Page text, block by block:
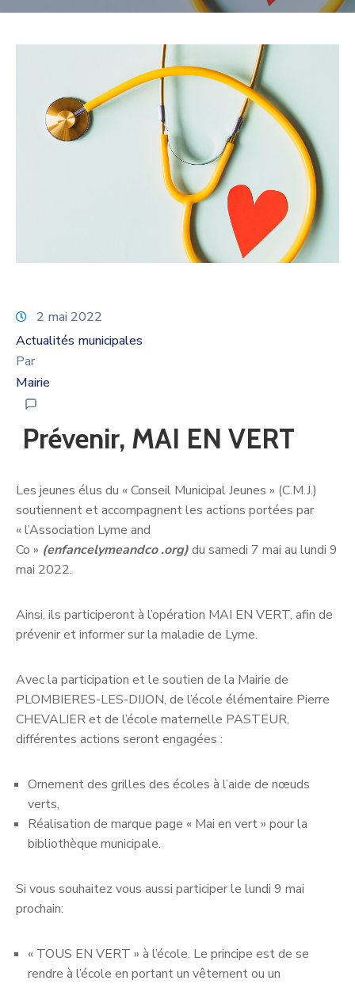
2 mai 2022
Actualités municipales
Par
Mairie
Prévenir, MAI EN VERT
Les jeunes élus du « Conseil Municipal Jeunes » (C.M.J.)
soutiennent et accompagnent les actions portées par
« l’Association Lyme and
Co » (enfancelymeandco .org)du samedi 7 mai au lundi 9
mai 2022.
Ainsi, ils participeront à l’opération MAI EN VERT, afin de
prévenir et informer sur la maladie de Lyme.
Avec la participation et le soutien de la Mairie de
PLOMBIERES-LES-DIJON, de l’école élémentaire Pierre
CHEVALIER et de l’école maternelle PASTEUR,
différentes actions seront engagées :
Ornement des grilles des écoles à l’aide de nœuds
verts,
Réalisation de marque page « Mai en vert » pour la
bibliothèque municipale.
Si vous souhaitez vous aussi participer le lundi 9 mai
prochain:
« TOUS EN VERT » à l’école. Le principe est de se
rendre à l’école en portant un vêtement ou un